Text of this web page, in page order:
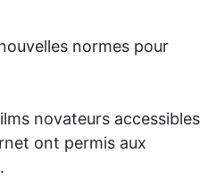
normes pour
novateurs accessibles
ont permis aux